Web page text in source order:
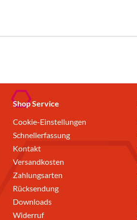
Shop Service
Cookie-Einstellungen
Schnellerfassung
Kontakt
Versandkosten
Zahlungsarten
Rücksendung
Downloads
Widerruf